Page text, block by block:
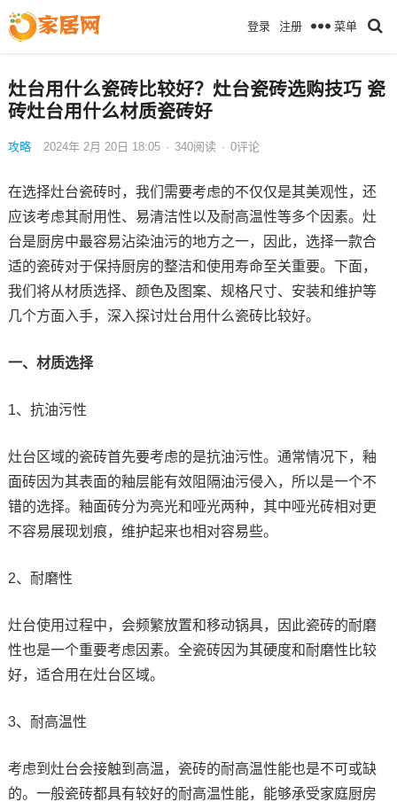
登录 注册 菜单
灶台用什么瓷砖比较好？灶台瓷砖选购技巧 瓷
砖灶台用什么材质瓷砖好
攻略 2024年 2月 20日 18:05 · 340阅读 · 0评论
在选择灶台瓷砖时，我们需要考虑的不仅仅是其美观性，还
应该考虑其耐用性、易清洁性以及耐高温性等多个因素。灶
台是厨房中最容易沾染油污的地方之一，因此，选择一款合
适的瓷砖对于保持厨房的整洁和使用寿命至关重要。下面，
我们将从材质选择、颜色及图案、规格尺寸、安装和维护等
几个方面入手，深入探讨灶台用什么瓷砖比较好。
一、材质选择
1、抗油污性
灶台区域的瓷砖首先要考虑的是抗油污性。通常情况下，釉
面砖因为其表面的釉层能有效阻隔油污侵入，所以是一个不
错的选择。釉面砖分为亮光和哑光两种，其中哑光砖相对更
不容易展现划痕，维护起来也相对容易些。
2、耐磨性
灶台使用过程中，会频繁放置和移动锅具，因此瓷砖的耐磨
性也是一个重要考虑因素。全瓷砖因为其硬度和耐磨性比较
好，适合用在灶台区域。
3、耐高温性
考虑到灶台会接触到高温，瓷砖的耐高温性能也是不可或缺
的。一般瓷砖都具有较好的耐高温性能，能够承受家庭厨房